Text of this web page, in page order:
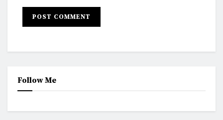
Follow Me